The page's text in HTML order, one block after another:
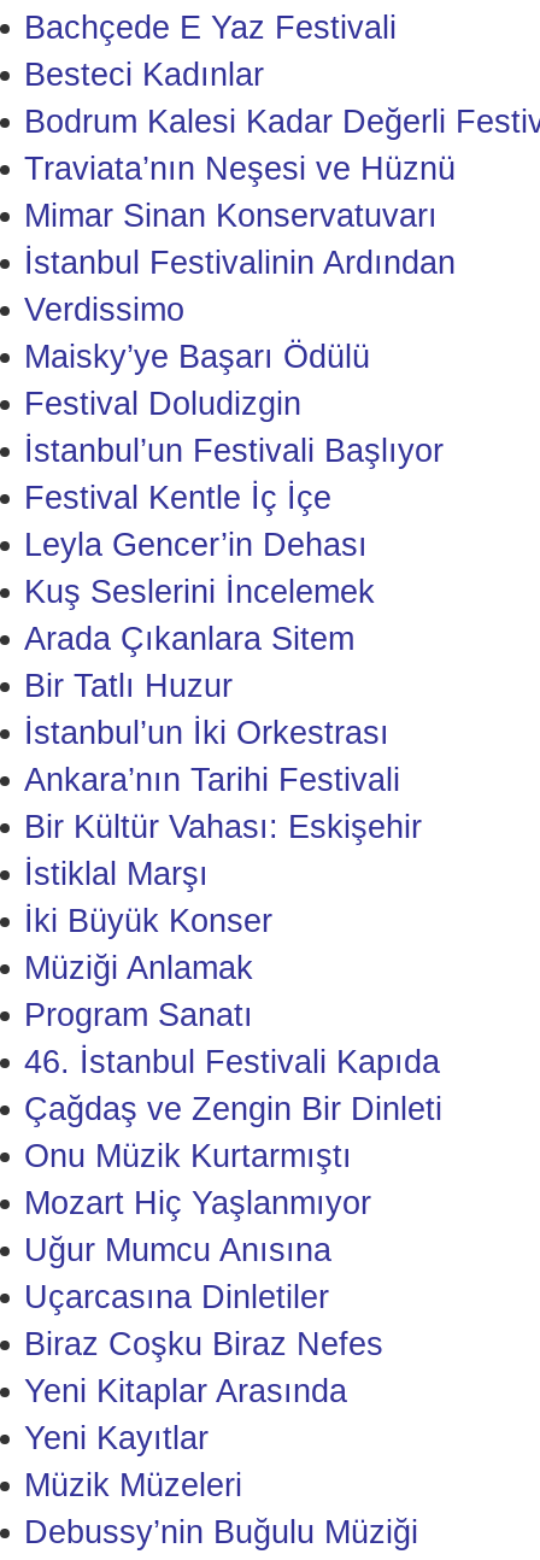
Bachçede E Yaz Festivali
Besteci Kadınlar
Bodrum Kalesi Kadar Değerli
Traviata’nın Neşesi ve Hüznü
Mimar Sinan Konservatuvarı
İstanbul Festivalinin Ardından
Verdissimo
Maisky’ye Başarı Ödülü
Festival Doludizgin
İstanbul’un Festivali Başlıyor
Festival Kentle İç İçe
Leyla Gencer’in Dehası
Kuş Seslerini İncelemek
Arada Çıkanlara Sitem
Bir Tatlı Huzur
İstanbul’un İki Orkestrası
Ankara’nın Tarihi Festivali
Bir Kültür Vahası: Eskişehir
İstiklal Marşı
İki Büyük Konser
Müziği Anlamak
Program Sanatı
46. İstanbul Festivali Kapıda
Çağdaş ve Zengin Bir Dinleti
Onu Müzik Kurtarmıştı
Mozart Hiç Yaşlanmıyor
Uğur Mumcu Anısına
Uçarcasına Dinletiler
Biraz Coşku Biraz Nefes
Yeni Kitaplar Arasında
Yeni Kayıtlar
Müzik Müzeleri
Debussy’nin Buğulu Müziği